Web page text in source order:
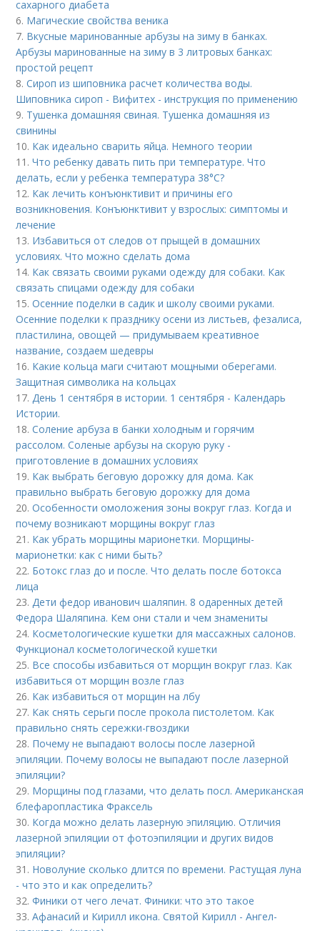
сахарного диабета
6. Магические свойства веника
7. Вкусные маринованные арбузы на зиму в банках.
Арбузы маринованные на зиму в 3 литровых банках:
простой рецепт
8.Сироп из шиповника расчет количества воды.
Шиповника сироп - Вифитех - инструкция по применению
9. Тушенка домашняя свиная. Тушенка домашняя из
свинины
10. Как идеально сварить яйца. Немного теории
11.Что ребенку давать пить при температуре. Что
делать, если у ребенка температура 38°С?
12. Как лечить конъюнктивит и причины его
возникновения. Конъюнктивит у взрослых: симптомы и
лечение
13. Избавиться от следов от прыщей в домашних
условиях. Что можно сделать дома
14. Как связать своими руками одежду для собаки. Как
связать спицами одежду для собаки
15.Осенние поделки в садик и школу своими руками.
Осенние поделки к празднику осени из листьев, фезалиса,
пластилина, овощей — придумываем креативное
название, создаем шедевры
16. Какие кольца маги считают мощными оберегами.
Защитная символика на кольцах
17.День 1 сентября в истории. 1 сентября - Календарь
Истории.
18.Соление арбуза в банки холодным и горячим
рассолом. Соленые арбузы на скорую руку -
приготовление в домашних условиях
19. Как выбрать беговую дорожку для дома. Как
правильно выбрать беговую дорожку для дома
20.Особенности омоложения зоны вокруг глаз. Когда и
почему возникают морщины вокруг глаз
21. Как убрать морщины марионетки. Морщины-
марионетки: как с ними быть?
22. Ботокс глаз до и после. Что делать после ботокса
лица
23.Дети федор иванович шаляпин. 8 одаренных детей
Федора Шаляпина. Кем они стали и чем знамениты
24. Косметологические кушетки для массажных салонов.
Функционал косметологической кушетки
25. Все способы избавиться от морщин вокруг глаз. Как
избавиться от морщин возле глаз
26. Как избавиться от морщин на лбу
27. Как снять серьги после прокола пистолетом. Как
правильно снять сережки-гвоздики
28. Почему не выпадают волосы после лазерной
эпиляции. Почему волосы не выпадают после лазерной
эпиляции?
29. Морщины под глазами, что делать посл. Американская
блефаропластика Фраксель
30. Когда можно делать лазерную эпиляцию. Отличия
лазерной эпиляции от фотоэпиляции и других видов
эпиляции?
31. Новолуние сколько длится по времени. Растущая луна
- что это и как определить?
32.Финики от чего лечат. Финики: что это такое
33.Афанасий и Кирилл икона. Святой Кирилл - Ангел-